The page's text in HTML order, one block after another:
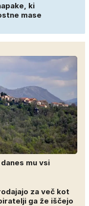
ki
mase
mu vsi
za več kot
ga že iščejo